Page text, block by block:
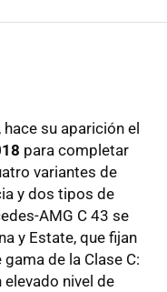
, hace su aparición el
para completar
variantes de
y dos tipos de
AMG C 43 se
y Estate, que fijan
de la Clase C:
nivel de